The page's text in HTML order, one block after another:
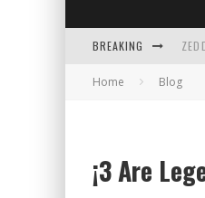
BREAKING
Home Blog
¡3 Are